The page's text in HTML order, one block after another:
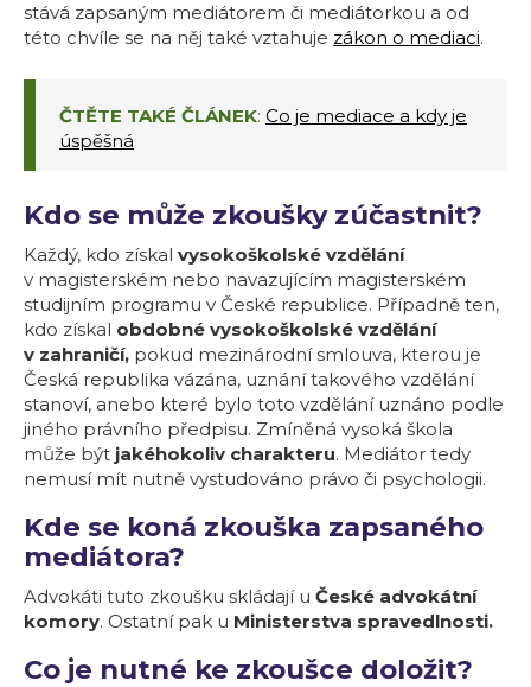
stává zapsaným mediátorem či mediátorkou a od
této chvíle se na něj také vztahuje zákon o mediaci.
ČTĚTE TAKÉ ČLÁNEK: Co je mediace a kdy je
úspěšná
Kdo se může zkoušky zúčastnit?
Každý, kdo získal vysokoškolské vzdělání
v magisterském nebo navazujícím magisterském
studijním programu v České republice. Případně ten,
kdo získal obdobné vysokoškolské vzdělání
v zahraničí, pokud mezinárodní smlouva, kterou je
Česká republika vázána, uznání takového vzdělání
stanoví, anebo které bylo toto vzdělání uznáno podle
jiného právního předpisu. Zmíněná vysoká škola
může být jakéhokoliv charakteru. Mediátor tedy
nemusí mít nutně vystudováno právo či psychologii.
Kde se koná zkouška zapsaného
mediátora?
Advokáti tuto zkoušku skládají u České advokátní
komory. Ostatní pak u Ministerstva spravedlnosti.
Co je nutné ke zkoušce doložit?